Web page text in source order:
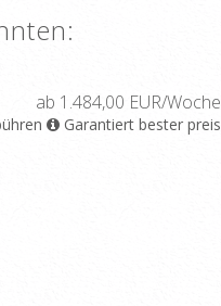
ab 1.484,00 EUR/Woche
Garantiert bester preis